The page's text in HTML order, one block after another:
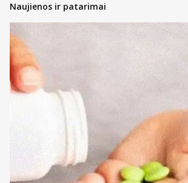
Naujienos ir patarimai